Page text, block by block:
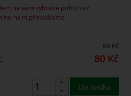
na vámi vybrané pobočce?
ho na ni přepošleme.
66 Kč
80 Kč
Do košíku